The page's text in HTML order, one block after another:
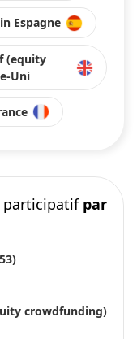
Espagne
(equity
Uni
participatif par
crowdfunding)